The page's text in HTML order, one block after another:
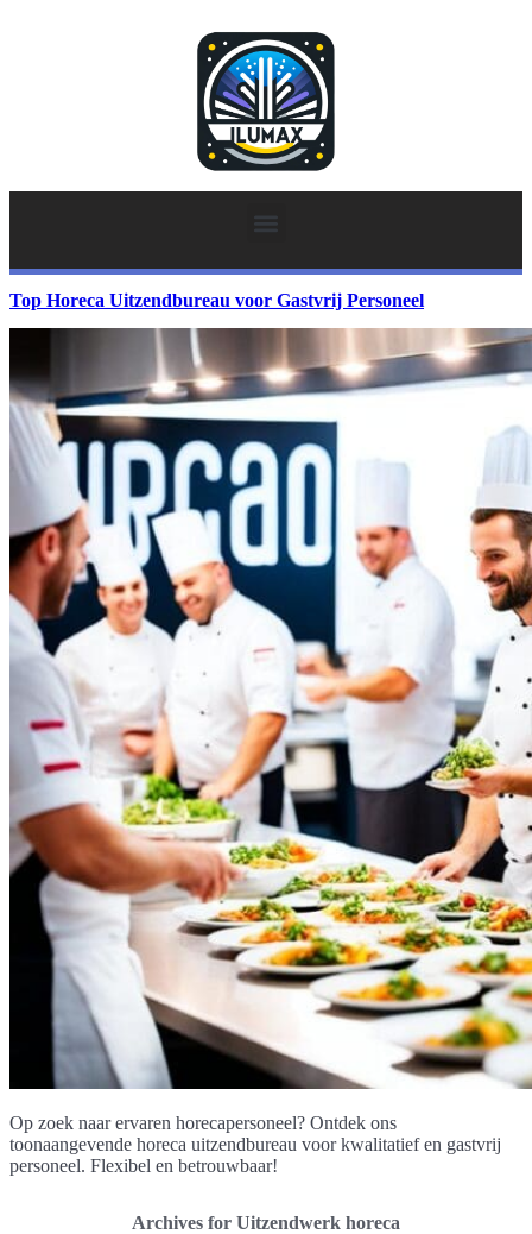
Top Horeca Uitzendbureau voor Gastvrij Personeel
Op zoek naar ervaren horecapersoneel? Ontdek ons
toonaangevende horeca uitzendbureau voor kwalitatief en gastvrij
personeel. Flexibel en betrouwbaar!
Archives for Uitzendwerk horeca